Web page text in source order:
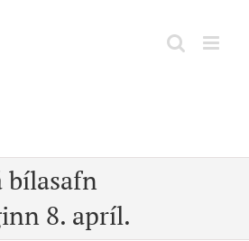
bílasafn
8. apríl.